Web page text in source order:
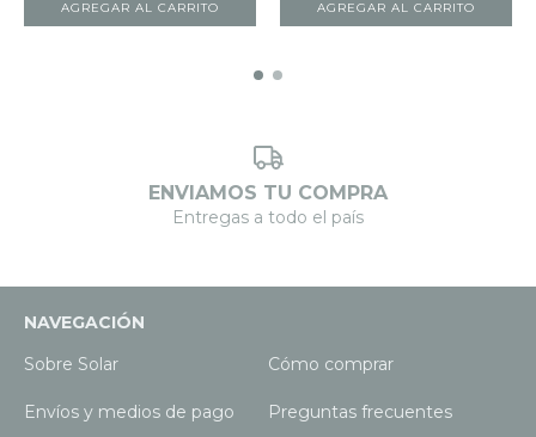
ENVIAMOS TU COMPRA
Entregas a todo el país
NAVEGACIÓN
Sobre Solar
Cómo comprar
Envíos y medios de pago Preguntas frecuentes